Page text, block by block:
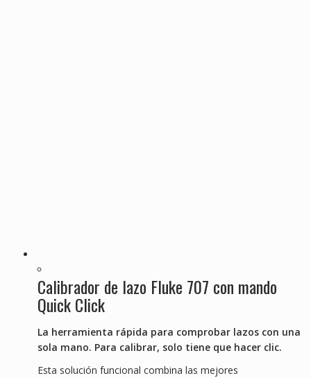
Calibrador de lazo Fluke 707 con mando
Quick Click
La herramienta rápida para comprobar lazos con una
sola mano. Para calibrar, solo tiene que hacer clic.
Esta solución funcional combina las mejores